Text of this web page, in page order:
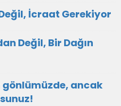
İcraat Gerekiyor
Değil, Bir Dağın
ancak